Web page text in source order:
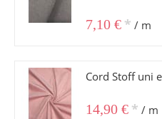
7,10 € * / m
Cord Stoff uni
14,90 € * / m